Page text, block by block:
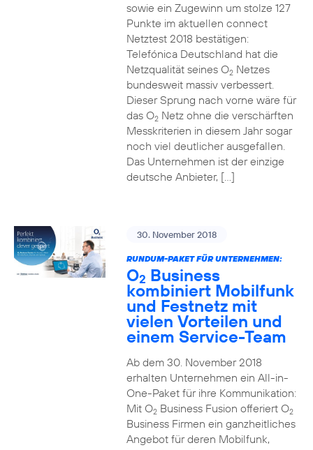
sowie ein Zugewinn um stolze 127
Punkte im aktuellen connect
Netztest 2018 bestätigen:
Telefónica Deutschland hat die
Netzqualität seines O2Netzes
bundesweit massiv verbessert.
Dieser Sprung nach vorne wäre für
das O2Netz ohne die verschärften
Messkriterien in diesem Jahr sogar
noch viel deutlicher ausgefallen.
Das Unternehmen ist der einzige
deutsche Anbieter, […]
30. November 2018
RUNDUM-PAKET FÜR UNTERNEHMEN:
O2 Business
kombiniert Mobilfunk
und Festnetz mit
vielen Vorteilen und
einem Service-Team
Ab dem 30. November 2018
erhalten Unternehmen ein All-in-
One-Paket für ihre Kommunikation:
Mit O2Business Fusion offeriert O2
Business Firmen ein ganzheitliches
Angebot für deren Mobilfunk,